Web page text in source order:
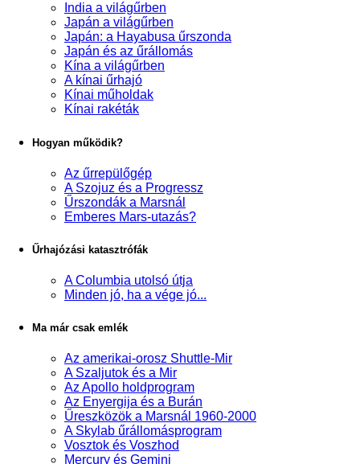
India a világűrben
Japán a világűrben
Japán: a Hayabusa űrszonda
Japán és az űrállomás
Kína a világűrben
A kínai űrhajó
Kínai műholdak
Kínai rakéták
Hogyan működik?
Az űrrepülőgép
A Szojuz és a Progressz
Űrszondák a Marsnál
Emberes Mars-utazás?
Űrhajózási katasztrófák
A Columbia utolsó útja
Minden jó, ha a vége jó...
Ma már csak emlék
Az amerikai-orosz Shuttle-Mir
A Szaljutok és a Mir
Az Apollo holdprogram
Az Enyergija és a Burán
Űreszközök a Marsnál 1960-2000
A Skylab űrállomásprogram
Vosztok és Voszhod
Mercury és Gemini